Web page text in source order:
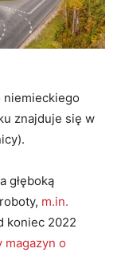
niemieckiego
znajduje się w
głęboką
m.in.
koniec 2022
magazyn o